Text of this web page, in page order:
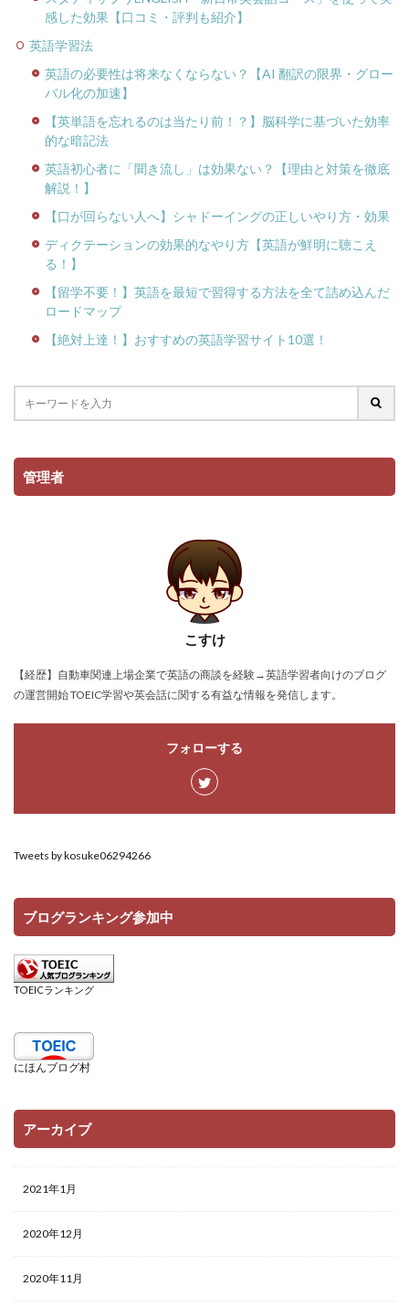
感した効果【口コミ・評判も紹介】
英語学習法
英語の必要性は将来なくならない？【AI 翻訳の限界・グロー
バル化の加速】
【英単語を忘れるのは当たり前！？】脳科学に基づいた効率
的な暗記法
英語初心者に「聞き流し」は効果ない？【理由と対策を徹底
解説！】
【口が回らない人へ】シャドーイングの正しいやり方・効果
ディクテーションの効果的なやり方【英語が鮮明に聴こえ
る！】
【留学不要！】英語を最短で習得する方法を全て詰め込んだ
ロードマップ
【絶対上達！】おすすめの英語学習サイト10選！
管理者
こすけ
【経歴】自動車関連上場企業で英語の商談を経験→英語学習者向けのブログ
の運営開始 TOEIC学習や英会話に関する有益な情報を発信します。
フォローする
Tweets by kosuke06294266
ブログランキング参加中
TOEICランキング
にほんブログ村
アーカイブ
2021年1月
2020年12月
2020年11月